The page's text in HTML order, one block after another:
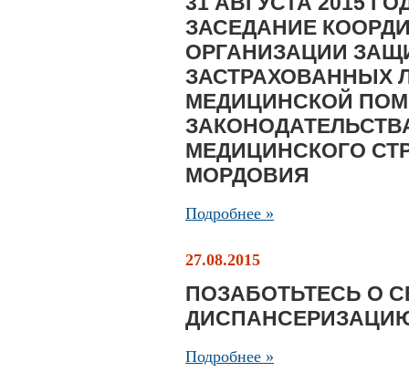
ЗАСЕДАНИЕ
ОРГАНИЗАЦИИ
ЗАСТРАХОВАННЫХ
МЕДИЦИНСКОЙ
МЕДИЦИНСКОГО
МОРДОВИЯ
Подробнее »
27.08.2015
ПОЗАБОТЬТЕСЬ О
Подробнее »